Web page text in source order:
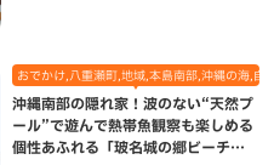
おでかけ,八重瀬町,地域,本島南部,沖縄の海,自
沖縄南部の隠れ家！波のない“天然プ
ール”で遊んで熱帯魚観察も楽しめる
個性あふれる「玻名城の郷ビーチ」